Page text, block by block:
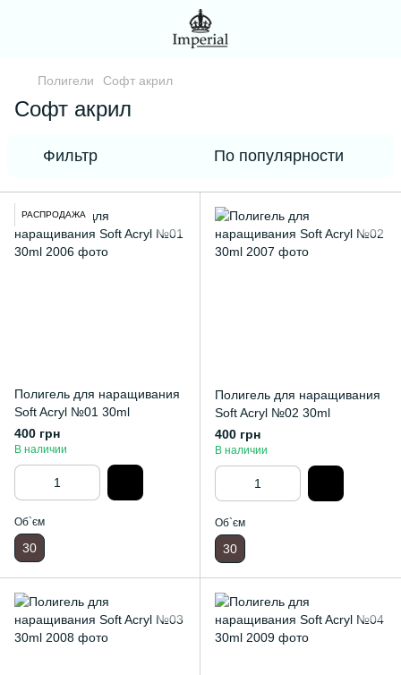
Полигели Софт акрил
Софт акрил
Фильтр По популярности
РАСПРОДАЖА
Полигель для наращивания
Soft Acryl №01 30ml
400 грн
В наличии
Об`єм
30
Полигель для наращивания
Soft Acryl №02 30ml
400 грн
В наличии
Об`єм
30